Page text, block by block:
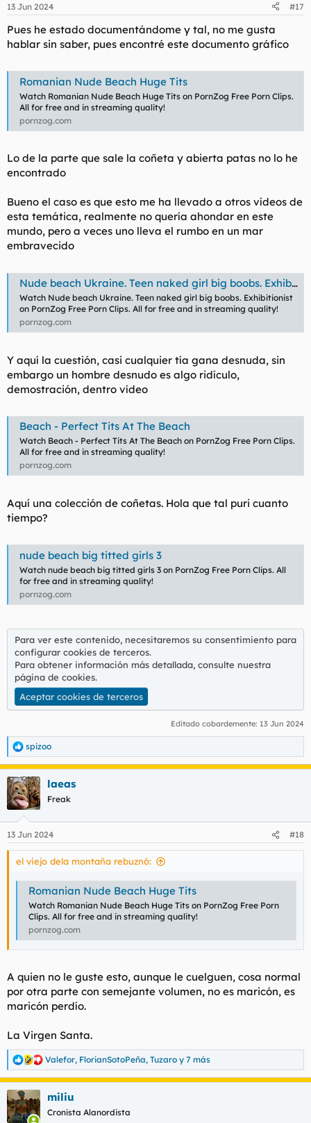
e
:
13 Jun 2024 #17
Pues he estado documentándome y tal, no me gusta
hablar sin saber, pues encontré este documento gráfico
Romanian Nude Beach Huge Tits
Watch Romanian Nude Beach Huge Tits on PornZog Free Porn Clips.
All for free and in streaming quality!
pornzog.com
Lo de la parte que sale la coñeta y abierta patas no lo he
encontrado
Bueno el caso es que esto me ha llevado a otros vídeos de
esta temática, realmente no quería ahondar en este
mundo, pero a veces uno lleva el rumbo en un mar
embravecido
Nude beach Ukraine. Teen naked girl big boobs. Exhibitionist
Watch Nude beach Ukraine. Teen naked girl big boobs. Exhibitionist
on PornZog Free Porn Clips. All for free and in streaming quality!
pornzog.com
Y aquí la cuestión, casi cualquier tía gana desnuda, sin
embargo un hombre desnudo es algo ridículo,
demostración, dentro vídeo
Beach - Perfect Tits At The Beach
Watch Beach - Perfect Tits At The Beach on PornZog Free Porn Clips.
All for free and in streaming quality!
pornzog.com
Aquí una colección de coñetas. Hola que tal puri cuanto
tiempo?
nude beach big titted girls 3
Watch nude beach big titted girls 3 on PornZog Free Porn Clips. All
for free and in streaming quality!
pornzog.com
Para ver este contenido, necesitaremos su consentimiento para
configurar cookies de terceros.
Para obtener información más detallada, consulte nuestra
página de cookies.
Aceptar cookies de terceros
Editado cobardemente: 13 Jun 2024
R
e
a
c
c
i
e
s
spizoo
laeas
Freak
13 Jun 2024 #18
el viejo dela montaña rebuznó:
Romanian Nude Beach Huge Tits
Watch Romanian Nude Beach Huge Tits on PornZog Free Porn
Clips. All for free and in streaming quality!
pornzog.com
A quien no le guste esto, aunque le cuelguen, cosa normal
por otra parte con semejante volumen, no es maricón, es
maricón perdío.
La Virgen Santa.
R
e
c
c
i
Valefor, FlorianSotoPeña, Tuzaro y 7 más
miliu
Cronista Alanordista